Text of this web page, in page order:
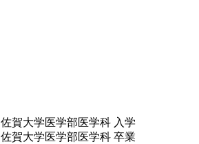
佐賀大学医学部医学科 入学
佐賀大学医学部医学科 卒業